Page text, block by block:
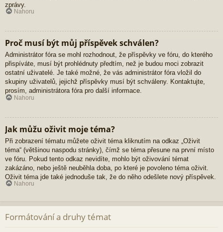
zprávy.
Nahoru
Proč musí být můj příspěvek schválen?
Administrátor fóra se mohl rozhodnout, že příspěvky ve fóru, do kterého
přispíváte, musí být prohlédnuty předtím, než je budou moci zobrazit
ostatní uživatelé. Je také možné, že vás administrátor fóra vložil do
skupiny uživatelů, jejichž příspěvky musí být schváleny. Kontaktujte,
prosím, administrátora fóra pro další informace.
Nahoru
Jak můžu oživit moje téma?
Při zobrazení tématu můžete oživit téma kliknutím na odkaz „Oživit
téma“ (většinou naspodu stránky), čímž se téma přesune na první místo
ve fóru. Pokud tento odkaz nevidíte, mohlo být oživování témat
zakázáno, nebo ještě neuběhla doba, po které je povoleno téma oživit.
Oživit téma jde také jednoduše tak, že do něho odešlete nový příspěvek.
Nahoru
Formátování a druhy témat